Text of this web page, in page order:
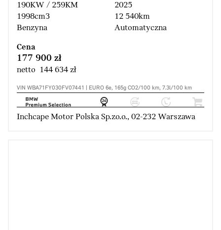
190KW / 259KM
1998cm3
Benzyna
2025
12 540km
Automatyczna
Cena
177 900 zł
netto 144 634 zł
VIN WBA71FY030FV07441 | EURO 6e, 165g CO2/100 km, 7.3l/100 km
Inchcape Motor Polska Sp.zo.o., 02-232 Warszawa